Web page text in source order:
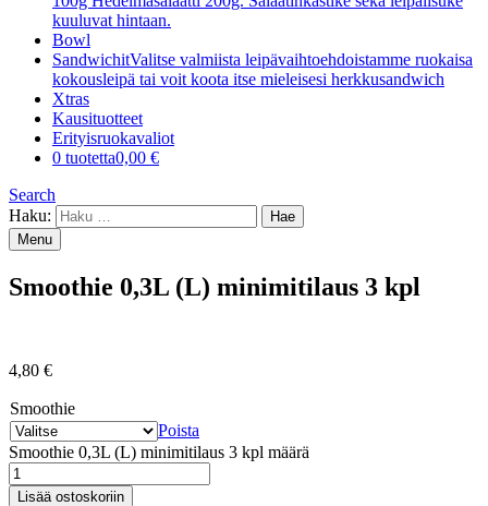
kuuluvat hintaan.
Bowl
SandwichitValitse valmiista leipävaihtoehdoistamme ruokaisa
kokousleipä tai voit koota itse mieleisesi herkkusandwich
Xtras
Kausituotteet
Erityisruokavaliot
0 tuotetta0,00 €
Search
Haku:
Menu
Smoothie 0,3L (L) minimitilaus 3 kpl
4,80 €
Smoothie
Poista
Smoothie 0,3L (L) minimitilaus 3 kpl määrä
Lisää ostoskoriin